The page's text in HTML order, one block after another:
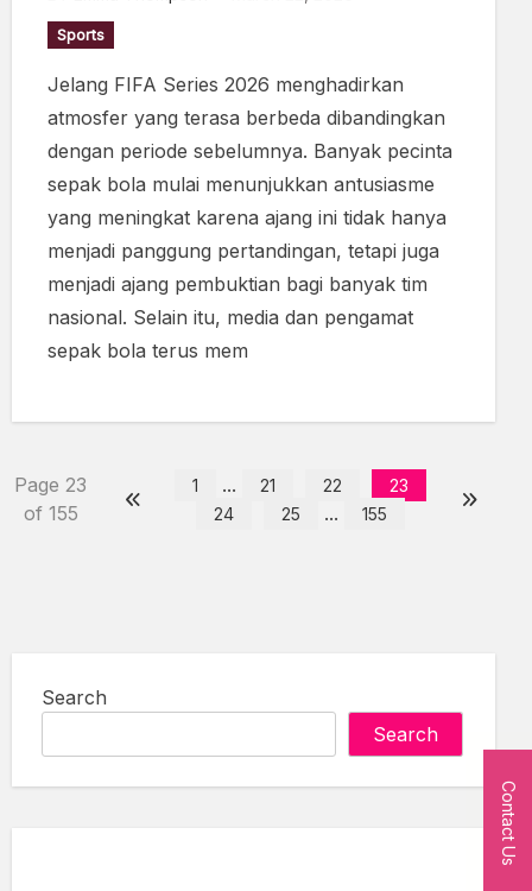
Sports
Jelang FIFA Series 2026 menghadirkan
atmosfer yang terasa berbeda dibandingkan
dengan periode sebelumnya. Banyak pecinta
sepak bola mulai menunjukkan antusiasme
yang meningkat karena ajang ini tidak hanya
menjadi panggung pertandingan, tetapi juga
menjadi ajang pembuktian bagi banyak tim
nasional. Selain itu, media dan pengamat
sepak bola terus mem
Page 23
of 155
1 ... 21 22
23
24
25 ... 155
Search
Search
Contact Us